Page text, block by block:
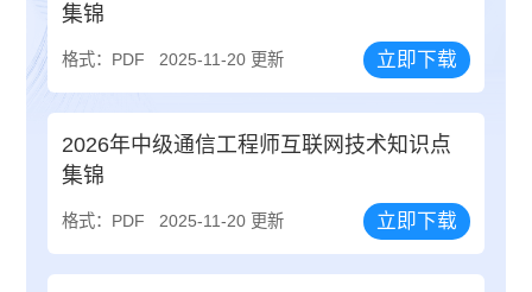
集锦
格式：PDF 2025-11-20 更新 立即下载
2026年中级通信工程师互联网技术知识点
集锦
格式：PDF 2025-11-20 更新 立即下载